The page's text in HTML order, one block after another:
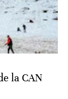
la CAN